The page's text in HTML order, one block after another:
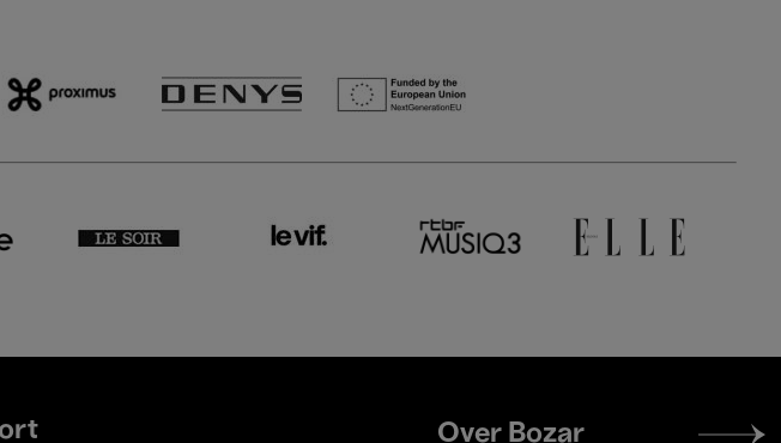
Footer
Over Bozar